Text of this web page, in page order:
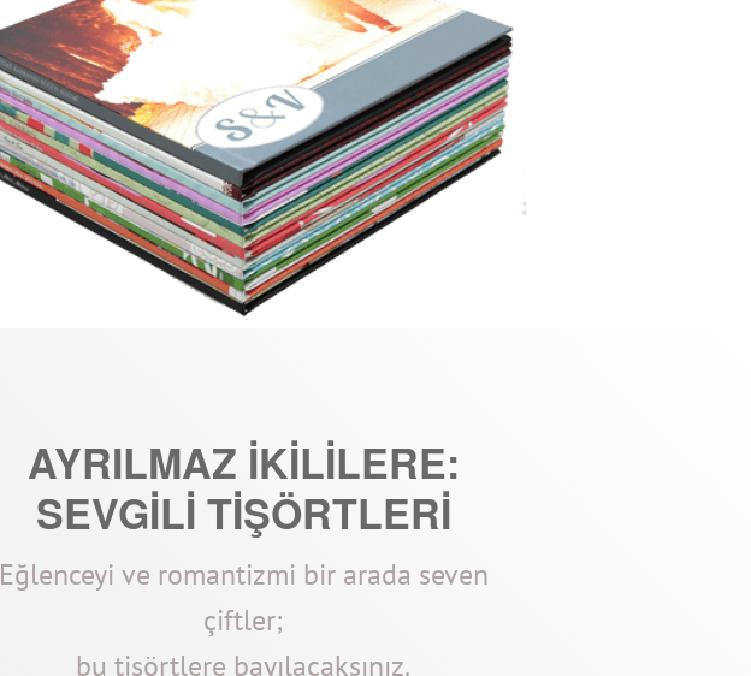
AYRILMAZ İKİLİLERE:
SEVGİLİ TİŞÖRTLERİ
Eğlenceyi ve romantizmi bir arada seven
çiftler;
bu tişörtlere bayılacaksınız.